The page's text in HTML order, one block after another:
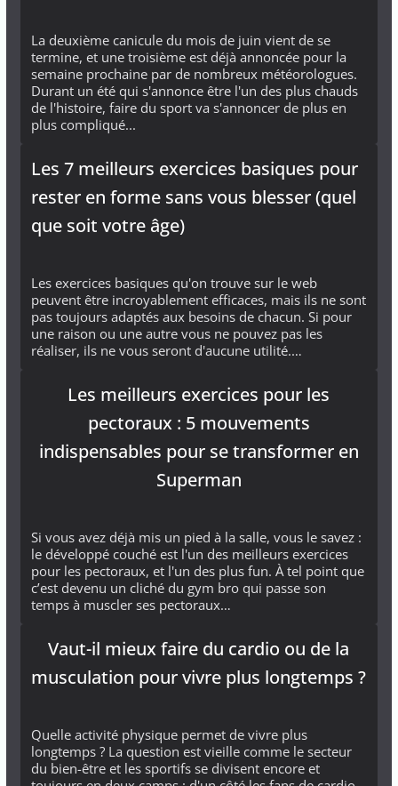
La deuxième canicule du mois de juin vient de se
termine, et une troisième est déjà annoncée pour la
semaine prochaine par de nombreux météorologues.
Durant un été qui s'annonce être l'un des plus chauds
de l'histoire, faire du sport va s'annoncer de plus en
plus compliqué...
Les 7 meilleurs exercices basiques pour
rester en forme sans vous blesser (quel
que soit votre âge)
Les exercices basiques qu'on trouve sur le web
peuvent être incroyablement efficaces, mais ils ne sont
pas toujours adaptés aux besoins de chacun. Si pour
une raison ou une autre vous ne pouvez pas les
réaliser, ils ne vous seront d'aucune utilité.…
Les meilleurs exercices pour les
pectoraux : 5 mouvements
indispensables pour se transformer en
Superman
Si vous avez déjà mis un pied à la salle, vous le savez :
le développé couché est l'un des meilleurs exercices
pour les pectoraux, et l'un des plus fun. À tel point que
c’est devenu un cliché du gym bro qui passe son
temps à muscler ses pectoraux…
Vaut-il mieux faire du cardio ou de la
musculation pour vivre plus longtemps ?
Quelle activité physique permet de vivre plus
longtemps ? La question est vieille comme le secteur
du bien-être et les sportifs se divisent encore et